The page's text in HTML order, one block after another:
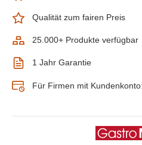
Qualität zum fairen Preis
25.000+ Produkte verfügbar
1 Jahr Garantie
Für Firmen mit